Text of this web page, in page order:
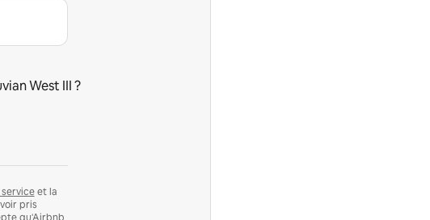
West III ?
et la
pris
qu'Airbnb